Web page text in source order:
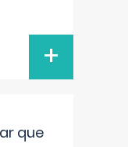
+
que